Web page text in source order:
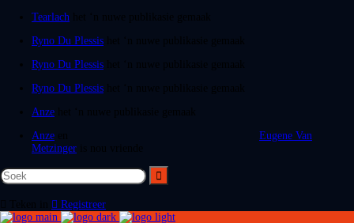
Tearlach
Ryno Du Plessis
Ryno Du Plessis
Ryno Du Plessis
Anze
Anze
Eugene Van
Metzinger
Registreer